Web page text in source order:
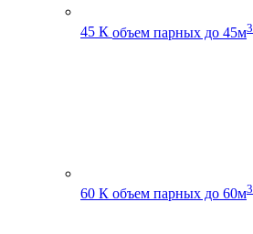
45 К объем парных до 45м3
60 К объем парных до 60м3